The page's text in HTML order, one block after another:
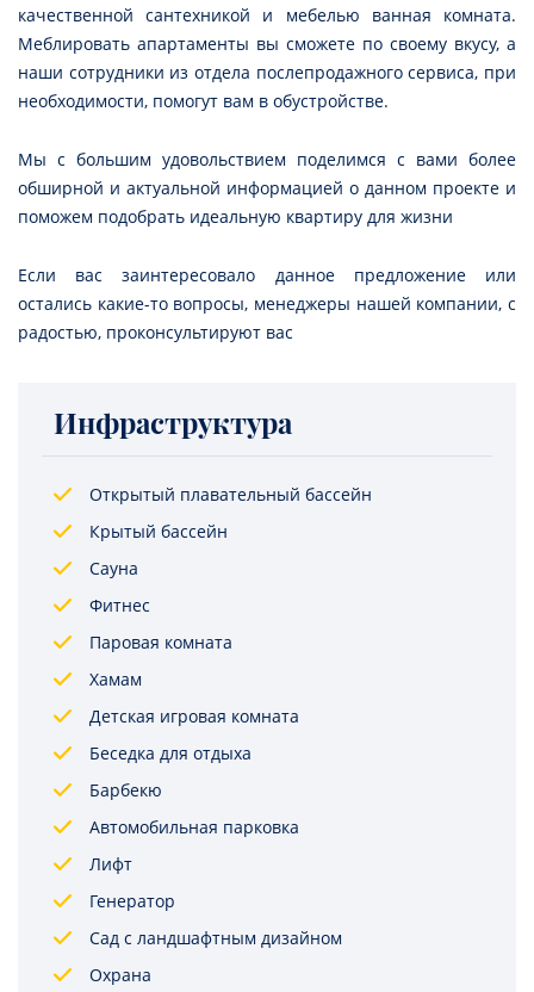
качественной сантехникой и мебелью ванная комната.
Меблировать апартаменты вы сможете по своему вкусу, а
наши сотрудники из отдела послепродажного сервиса, при
необходимости, помогут вам в обустройстве.
Мы с большим удовольствием поделимся с вами более
обширной и актуальной информацией о данном проекте и
поможем подобрать идеальную квартиру для жизни
Если вас заинтересовало данное предложение или
остались какие-то вопросы, менеджеры нашей компании, с
радостью, проконсультируют вас
Инфраструктура
Открытый плавательный бассейн
Крытый бассейн
Сауна
Фитнес
Паровая комната
Хамам
Детская игровая комната
Беседка для отдыха
Барбекю
Автомобильная парковка
Лифт
Генератор
Сад с ландшафтным дизайном
Охрана